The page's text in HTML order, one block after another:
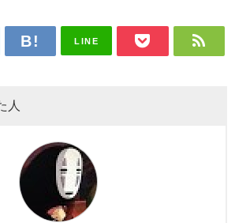
LINE
人